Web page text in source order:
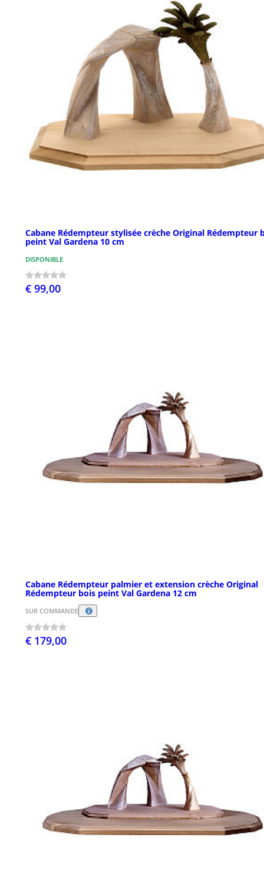
Cabane Rédempteur stylisée crèche Original Rédempteur
peint Val Gardena 10 cm
DISPONIBLE
€ 99,00
Cabane Rédempteur palmier et extension crèche Original
Rédempteur bois peint Val Gardena 12 cm
SUR COMMANDE
€ 179,00